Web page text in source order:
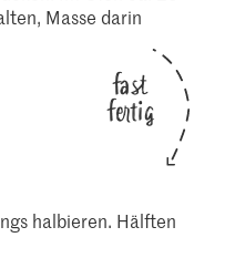
Masse darin
fast
fertig
halbieren. Hälften